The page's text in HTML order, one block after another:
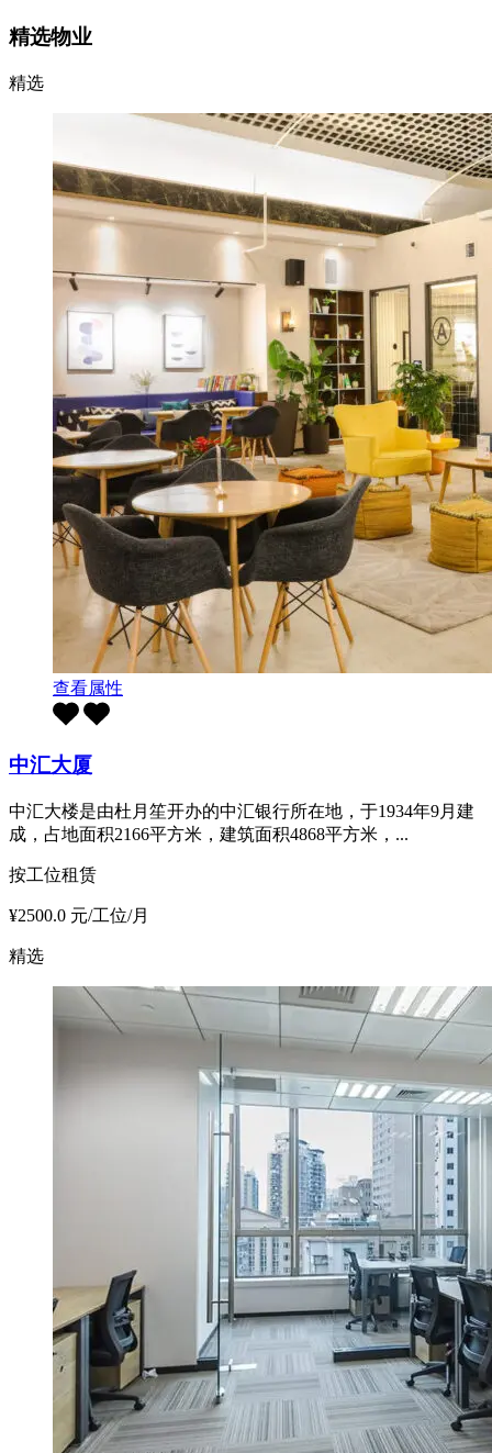
精选物业
精选
查看属性
中汇大厦
中汇大楼是由杜月笙开办的中汇银行所在地，于1934年9月建
成，占地面积2166平方米，建筑面积4868平方米，...
按工位租赁
¥2500.0 元/工位/月
精选